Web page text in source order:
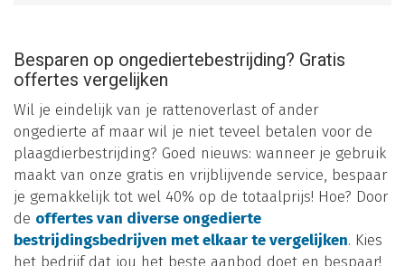
Besparen op ongediertebestrijding? Gratis
offertes vergelijken
Wil je eindelijk van je rattenoverlast of ander
ongedierte af maar wil je niet teveel betalen voor de
plaagdierbestrijding? Goed nieuws: wanneer je gebruik
maakt van onze gratis en vrijblijvende service, bespaar
je gemakkelijk tot wel 40% op de totaalprijs! Hoe? Door
de offertes van diverse ongedierte
bestrijdingsbedrijven met elkaar te vergelijken. Kies
het bedrijf dat jou het beste aanbod doet en bespaar!